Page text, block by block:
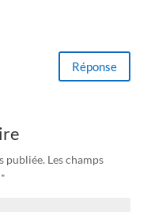
Réponse
publiée. Les champs
*